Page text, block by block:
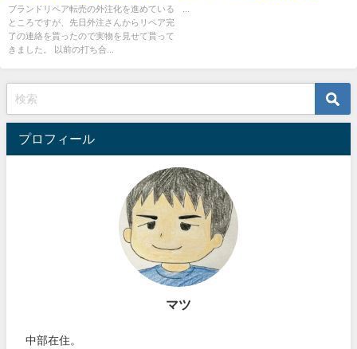
再現性も確認！
ブランドリペア転売の外注化を進めている
ところですが、先日外注さんからリペア完
了の連絡を貰ったので実物を見せて貰って
きました。 以前の打ち合...
プロフィール
マツ
中部在住。